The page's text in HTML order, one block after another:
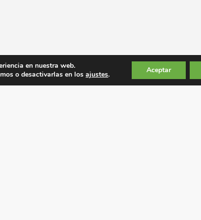
en nuestra web.
o desactivarlas en losajustes. Aceptar